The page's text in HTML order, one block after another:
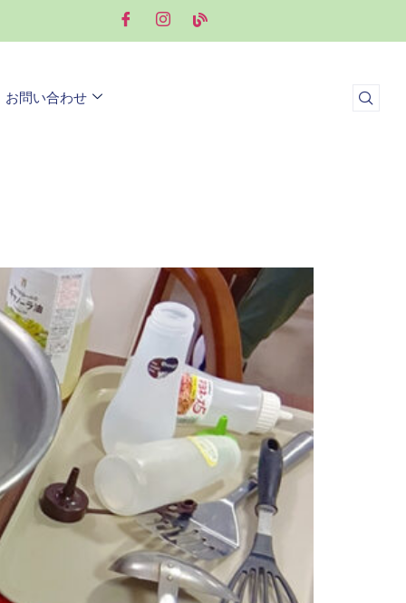
お問い合わせ